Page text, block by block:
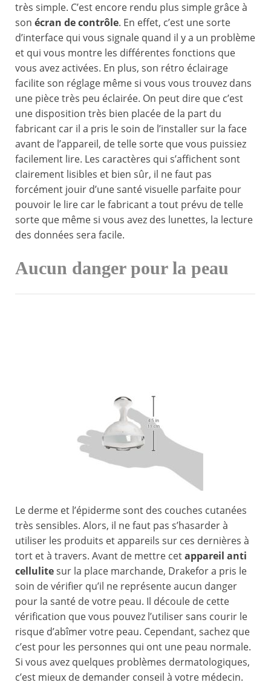
très simple. C’est encore rendu plus simple grâce à
son écran de contrôle. En effet, c’est une sorte
d’interface qui vous signale quand il y a un problème
et qui vous montre les différentes fonctions que
vous avez activées. En plus, son rétro éclairage
facilite son réglage même si vous vous trouvez dans
une pièce très peu éclairée. On peut dire que c’est
une disposition très bien placée de la part du
fabricant car il a pris le soin de l’installer sur la face
avant de l’appareil, de telle sorte que vous puissiez
facilement lire. Les caractères qui s’affichent sont
clairement lisibles et bien sûr, il ne faut pas
forcément jouir d’une santé visuelle parfaite pour
pouvoir le lire car le fabricant a tout prévu de telle
sorte que même si vous avez des lunettes, la lecture
des données sera facile.
Aucun danger pour la peau
Le derme et l’épiderme sont des couches cutanées
très sensibles. Alors, il ne faut pas s’hasarder à
utiliser les produits et appareils sur ces dernières à
tort et à travers. Avant de mettre cetappareil anti
cellulitesur la place marchande, Drakefor a pris le
soin de vérifier qu’il ne représente aucun danger
pour la santé de votre peau. Il découle de cette
vérification que vous pouvez l’utiliser sans courir le
risque d’abîmer votre peau. Cependant, sachez que
c’est pour les personnes qui ont une peau normale.
Si vous avez quelques problèmes dermatologiques,
c’est mieux de demander conseil à votre médecin.